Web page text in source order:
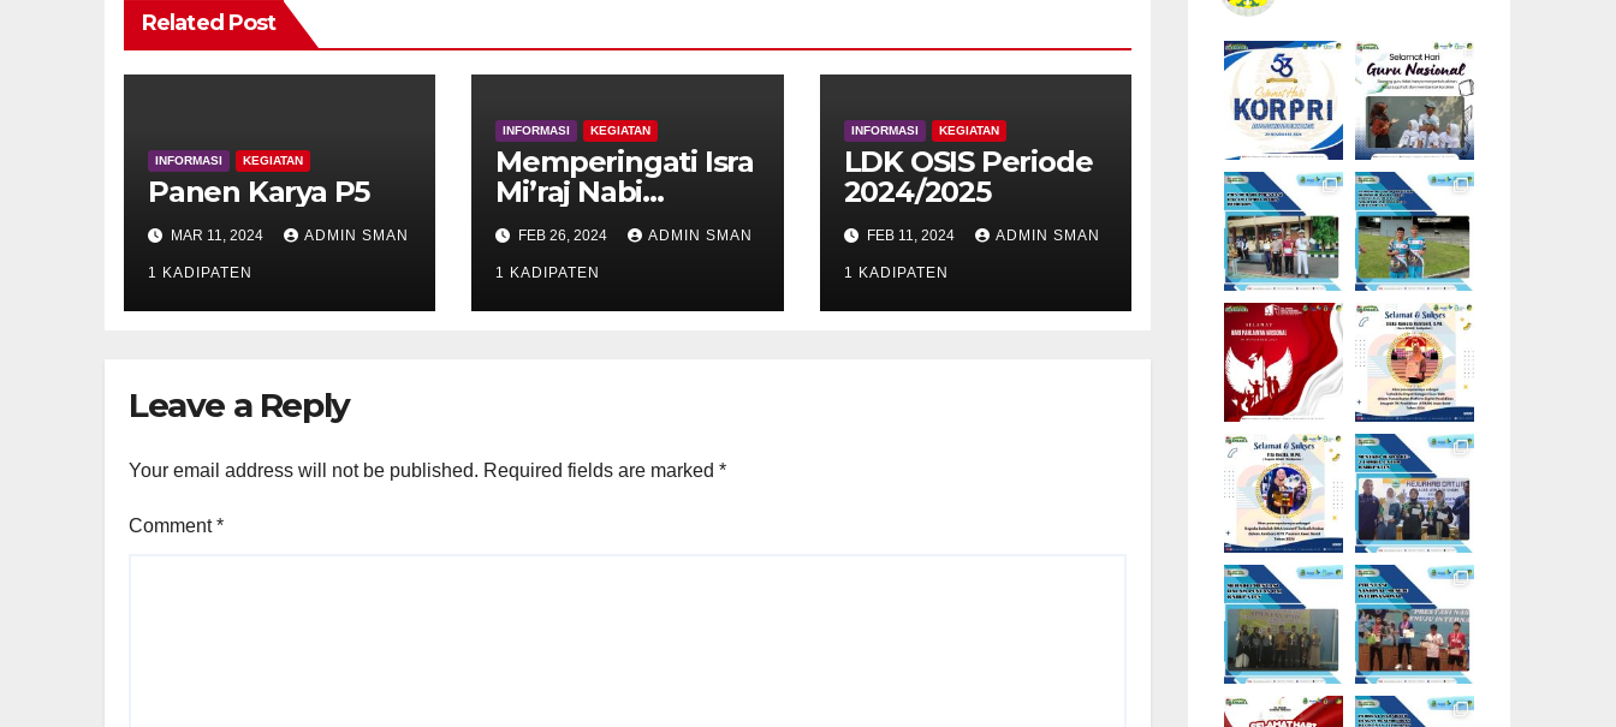
Related Post
INFORMASI KEGIATAN
Panen Karya P5
MAR 11, 2024 ADMIN SMAN
1 KADIPATEN
INFORMASI KEGIATAN
Memperingati Isra
Mi’raj Nabi
Muhammad SAW
FEB 26, 2024 ADMIN SMAN
1 KADIPATEN
INFORMASI KEGIATAN
LDK OSIS Periode
2024/2025
FEB 11, 2024 ADMIN SMAN
1 KADIPATEN
Leave a Reply
Your email address will not be published. Required fields are marked *
Comment*